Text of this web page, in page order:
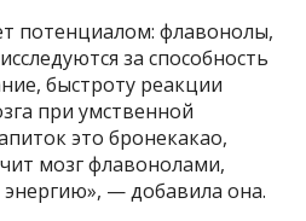
потенциалом: флавонолы,
за способность
быстроту реакции
при умственной
это бронекакао,
мозг флавонолами,
— добавила она.